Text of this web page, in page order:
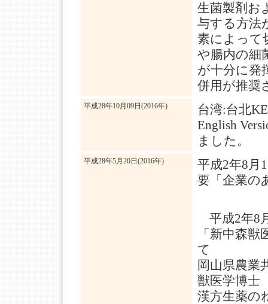
生菌製剤お
与する方法
素によって
や腸内の細
が十分に発
併用が推
平成28年10月09日(2016年)
台湾:台北
English
ました。
平成28年5月20日(2016年)
平成2年8月
要「企業の
平成2年8
「新中森
岡山県農
獣医学博
漢方生薬の